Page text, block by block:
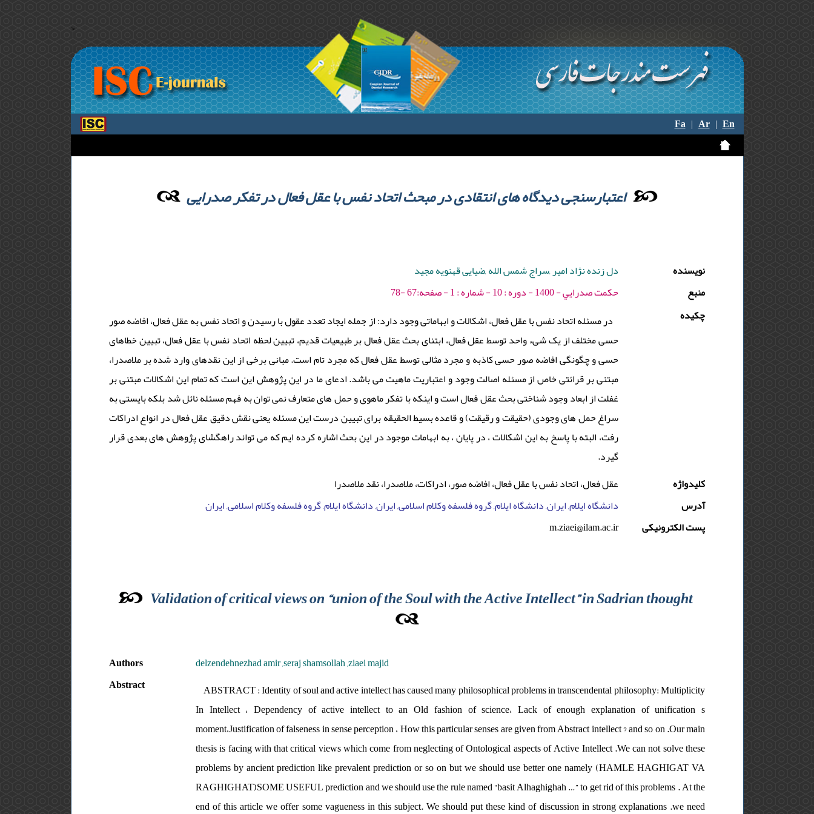
>
Fa|Ar|En
اعتبارسنجی دیدگاه های انتقادی در مبحث اتحاد نفس با عقل فعال در تفکر صدرایی
نویسنده
دل زنده نژاد امیر ,سراج شمس الله ,ضیایی قهنویه مجید
منبع
حكمت صدرايي - 1400 - دوره : 10 - شماره : 1 - صفحه:67 -78
چکیده
در مسئله اتحاد نفس با عقل فعال، اشکالات و ابهاماتی وجود دارد: از جمله ایجاد تعدد عقول با رسیدن و اتحاد نفس به عقل فعال، افاضه صور
حسی مختلف از یک شیء واحد توسط عقل فعال، ابتنای بحث عقل فعال بر طبیعیات قدیم، تبیین لحظه اتحاد نفس با عقل فعال، تبیین خطاهای
حسی و چگونگی افاضه صور حسی کاذبه و مجرد مثالی توسط عقل فعال که مجرد تام است. مبانی برخی از این نقدهای وارد شده بر ملاصدرا،
مبتنی بر قرائتی خاص از مسئله اصالت وجود و اعتباریت ماهیت می باشد. ادعای ما در این پژوهش این است که تمام این اشکالات مبتنی بر
غفلت از ابعاد وجود شناختی بحث عقل فعال است و اینکه با تفکر ماهوی و حمل های متعارف نمی توان به فهم مسئله نائل شد بلکه بایستی به
سراغ حمل های وجودی (حقیقت و رقیقت) و قاعده بسیط الحقیقه برای تبیین درست این مسئله یعنی نقش دقیق عقل فعال در انواع ادراکات
رفت، البته با پاسخ به این اشکالات ، در پایان ، به ابهامات موجود در این بحث اشاره کرده ایم که می تواند راهگشای پژوهش های بعدی قرار
گیرد.
کلیدواژه
عقل فعال، اتحاد نفس با عقل فعال، افاضه صور، ادراکات، ملاصدرا، نقد ملاصدرا
آدرس
دانشگاه ایلام, ایران, دانشگاه ایلام, گروه فلسفه وکلام اسلامی, ایران, دانشگاه ایلام, گروه فلسفه وکلام اسلامی, ایران
پست الکترونیکی
m.ziaei@ilam.ac.ir
Validation of critical views on “union of the Soul with the Active Intellect” in Sadrian thought
Authors
delzendehnezhad amir ,seraj shamsollah ,ziaei majid
Abstract
ABSTRACT : Identity of soul and active intellect has caused many philosophical problems in transcendental philosophy: Multiplicity
In Intellect ، Dependency of active intellect to an Old fashion of science، Lack of enough explanation of unification s
moment،Justification of falseness in sense perception ، How this particular senses are given from Abstract intellect ? and so on .Our main
thesis is facing with that critical views which come from neglecting of Ontological aspects of Active Intellect .We can not solve these
problems by ancient prediction like prevalent prediction or so on but we should use better one namely (HAMLE HAGHIGAT VA
RAGHIGHAT)SOME USEFUL prediction and we should use the rule named “basit Alhaghighah …” to get rid of this problems . At the
end of this article we offer some vagueness in this subject. We should put these kind of discussion in strong explanations .we need